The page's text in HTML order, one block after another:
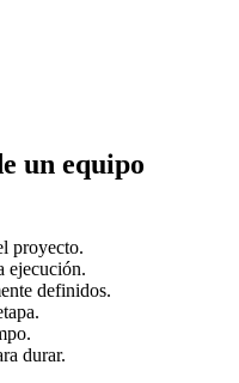
un equipo
proyecto.
ejecución.
definidos.
durar.